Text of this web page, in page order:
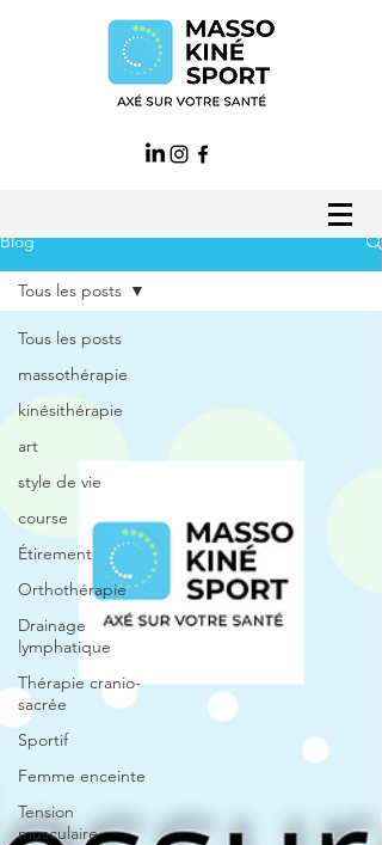
Blog
Tous les posts
massothérapie
kinésithérapie
art
style de vie
course
Étirement
Orthothérapie
Drainage
lymphatique
Thérapie cranio-
sacrée
Sportif
Femme enceinte
Tension
musculaire
Tous les posts